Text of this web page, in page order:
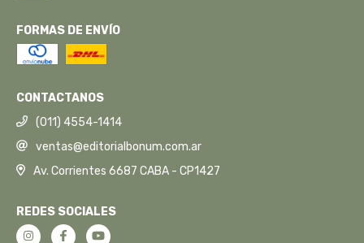
FORMAS DE ENVÍO
CONTACTANOS
(011) 4554-1414
ventas@editorialbonum.com.ar
Av. Corrientes 6687 CABA - CP1427
REDES SOCIALES